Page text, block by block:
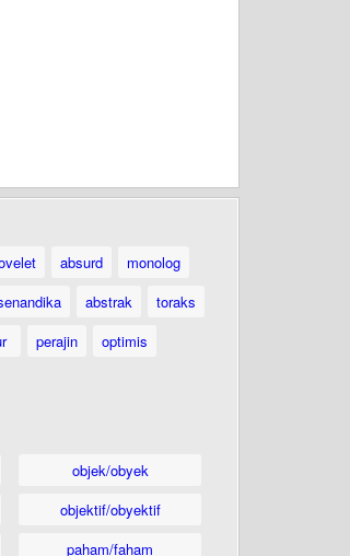
absurd
monolog
abstrak
toraks
perajin
optimis
objek/obyek
objektif/obyektif
paham/faham